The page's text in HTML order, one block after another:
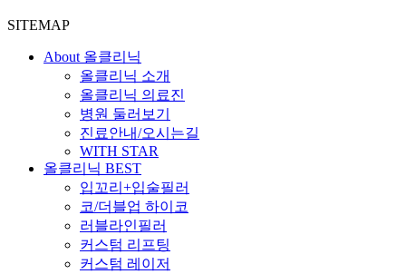
SITEMAP
About 올클리닉
올클리닉 소개
올클리닉 의료진
병원 둘러보기
진료안내/오시는길
WITH STAR
올클리닉 BEST
입꼬리+입술필러
코/더블업 하이코
러블라인필러
커스텀 리프팅
커스텀 레이저